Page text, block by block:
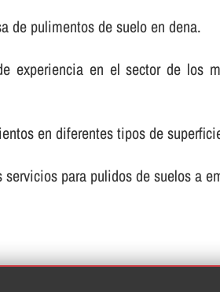
de pulimentos de suelo en dena.
experiencia en el sector de los
en diferentes tipos de
para pulidos de suelos a